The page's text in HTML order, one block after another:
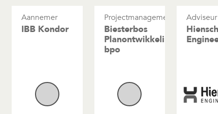
Aannemer
IBB Kondor
Projectmanagement
Biesterbos
Planontwikkeling
bpo
Adviseur